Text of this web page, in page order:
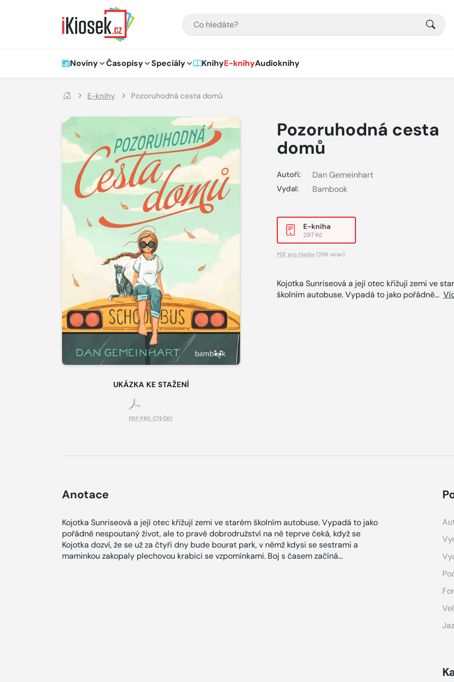
Hlavní navigace
Noviny Časopisy Speciály KnihyE-knihyAudioknihy
E-knihy Pozoruhodná cesta domů
UKÁZKA KE STAŽENÍ
PDF PRO ČTEČKY
Pozoruhodná cesta
domů
Autoři: Dan Gemeinhart
Vydal: Bambook
E-kniha
297 Kč
PDF pro čtečky(296 stran)
Kojotka Sunriseová a její otec křižují zemi ve
školním autobuse. Vypadá to jako pořádně...
Anotace
Kojotka Sunriseová a její otec křižují zemi ve starém školním autobuse. Vypadá to jako
pořádně nespoutaný život, ale to pravé dobrodružství na ně teprve čeká, když se
Kojotka dozví, že se už za čtyři dny bude bourat park, v němž kdysi se sestrami a
maminkou zakopaly plechovou krabici se vzpomínkami. Boj s časem začíná…